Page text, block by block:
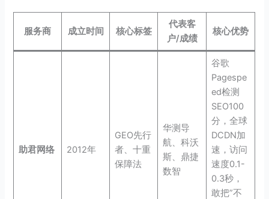
服务商 成立时间 核心标签
代表客
户/成绩
核心优势
助君网络 2012年
GEO先行
者、十重
保障法
华测导
航、科沃
斯、鼎捷
数智
谷歌
Pagespe
ed检测
SEO100
分，全球
DCDN加
速，访问
速度0.1-
0.3秒，
敢把”不